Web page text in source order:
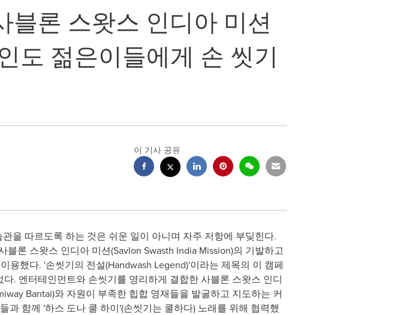
블론 스왓스 인디아 미션
도 젊은이들에게 손 씻기
이 기사 공유
을 따르도록 하는 것은 쉬운 일이 아니며 자주 저항에 부딪힌다.
론 스왓스 인디아 미션(Savlon Swasth India Mission)의 기발하고
했다. '손씻기의 전설(Handwash Legend)'이라는 제목의 이 캠페
. 엔터테인먼트와 손씻기를 영리하게 결합한 사블론 스왓스 인디
Bantai)와 자원이 부족한 힙합 영재들을 발굴하고 지도하는 커
과 함께 '하스 도나 쿨 하이'(손씻기는 쿨하다) 노래를 위해 협력했